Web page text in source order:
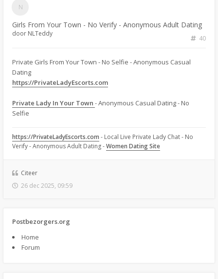
Girls From Your Town - No Verify - Anonymous Adult Dating
40
door NLTeddy
Private Girls From Your Town - No Selfie - Anonymous Casual
Dating
https://PrivateLadyEscorts.com
Private Lady In Your Town - Anonymous Casual Dating - No
Selfie
https://PrivateLadyEscorts.com - Local Live Private Lady Chat - No
Verify - Anonymous Adult Dating -Women Dating Site
Citeer
26 dec 2025, 09:59
Postbezorgers.org
Home
Forum